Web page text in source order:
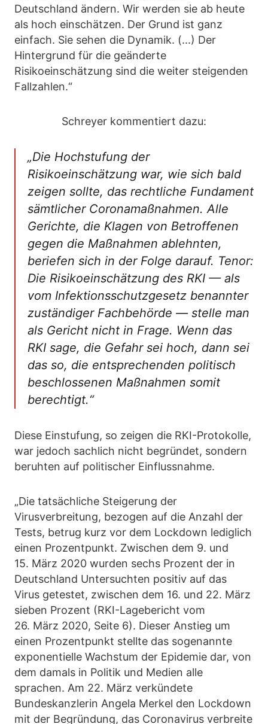
Deutschland ändern. Wir werden sie ab heute
als hoch einschätzen. Der Grund ist ganz
einfach. Sie sehen die Dynamik. (...) Der
Hintergrund für die geänderte
Risikoeinschätzung sind die weiter steigenden
Fallzahlen.“
Schreyer kommentiert dazu:
„Die Hochstufung der
Risikoeinschätzung war, wie sich bald
zeigen sollte, das rechtliche Fundament
sämtlicher Coronamaßnahmen. Alle
Gerichte, die Klagen von Betroffenen
gegen die Maßnahmen ablehnten,
beriefen sich in der Folge darauf. Tenor:
Die Risikoeinschätzung des RKI — als
vom Infektionsschutzgesetz benannter
zuständiger Fachbehörde — stelle man
als Gericht nicht in Frage. Wenn das
RKI sage, die Gefahr sei hoch, dann sei
das so, die entsprechenden politisch
beschlossenen Maßnahmen somit
berechtigt.“
Diese Einstufung, so zeigen die RKI-Protokolle,
war jedoch sachlich nicht begründet, sondern
beruhten auf politischer Einflussnahme.
„Die tatsächliche Steigerung der
Virusverbreitung, bezogen auf die Anzahl der
Tests, betrug kurz vor dem Lockdown lediglich
einen Prozentpunkt. Zwischen dem 9. und
15. März 2020 wurden sechs Prozent der in
Deutschland Untersuchten positiv auf das
Virus getestet, zwischen dem 16. und 22. März
sieben Prozent (RKI-Lagebericht vom
26. März 2020, Seite 6). Dieser Anstieg um
einen Prozentpunkt stellte das sogenannte
exponentielle Wachstum der Epidemie dar, von
dem damals in Politik und Medien alle
sprachen. Am 22. März verkündete
Bundeskanzlerin Angela Merkel den Lockdown
mit der Begründung, das Coronavirus verbreite